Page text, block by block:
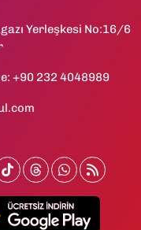
Yerleşkesi No:16/6
+90 232 4048989